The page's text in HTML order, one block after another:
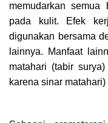
memudarkan
pada kulit. Efek
digunakan bersama
lainnya. Manfaat
matahari (tabir
karena sinar matahari)